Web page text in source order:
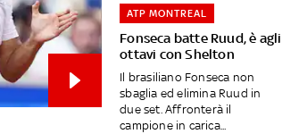
Fonseca batte Ruud, è agli
ottavi con Shelton
ATP MONTREAL
Il brasiliano Fonseca non
sbaglia ed elimina Ruud in
due set. Affronterà il
campione in carica...